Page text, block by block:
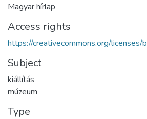
Magyar hírlap
Access rights
https://creativecommons.org/licenses/
Subject
kiállítás
múzeum
Type